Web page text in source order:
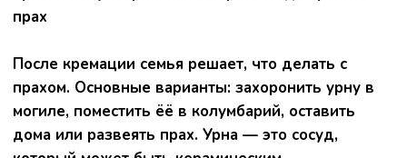
При выборе урны учитывайте пожелания
стоимости, условиям договора и удобству
посещений. Альтернативы — захоронить урну в
семейной могиле, выделить индивидуальный
участок, хранить прах дома в мемориальном
уголке или развеять в специально отведённом
месте. Выбор зависит от семейных традиций,